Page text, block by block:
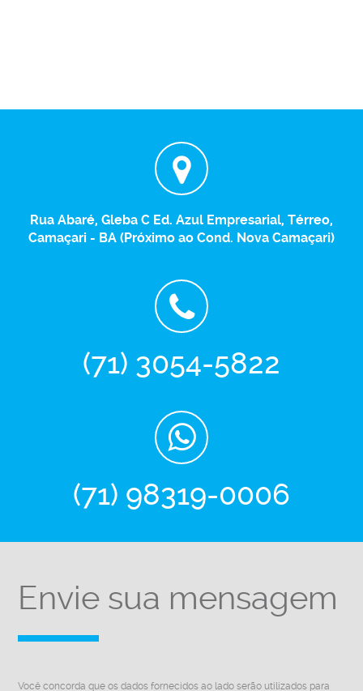
Rua Abaré, Gleba C Ed. Azul Empresarial, Térreo,
Camaçari - BA (Próximo ao Cond. Nova Camaçari)
(71) 3054-5822
(71) 98319-0006
Envie sua mensagem
Você concorda que os dados fornecidos ao lado serão utilizados para